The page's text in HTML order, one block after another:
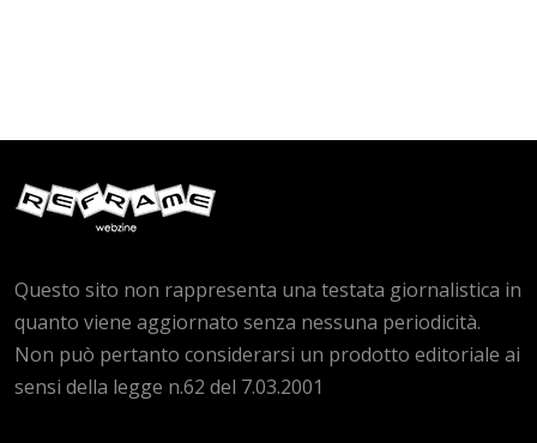
Questo sito non rappresenta una testata giornalistica in
quanto viene aggiornato senza nessuna periodicità.
Non può pertanto considerarsi un prodotto editoriale ai
sensi della legge n.62 del 7.03.2001